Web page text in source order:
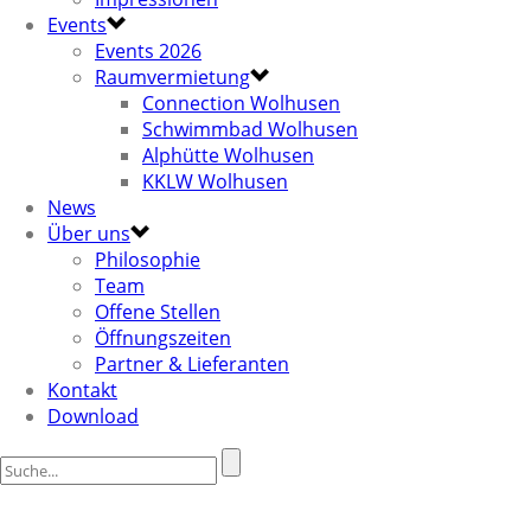
Events
Events 2026
Raumvermietung
Connection Wolhusen
Schwimmbad Wolhusen
Alphütte Wolhusen
KKLW Wolhusen
News
Über uns
Philosophie
Team
Offene Stellen
Öffnungszeiten
Partner & Lieferanten
Kontakt
Download